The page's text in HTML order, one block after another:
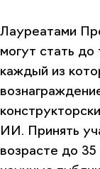
Лауреатами
могут стать
каждый из
ИИ. Принять
возрасте до